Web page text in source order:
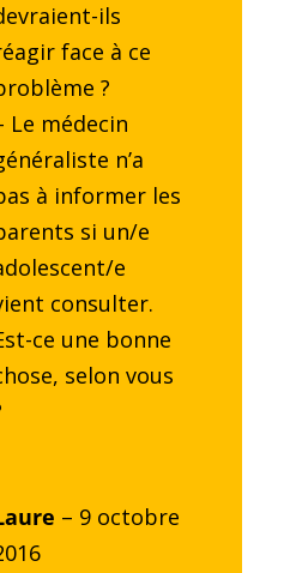
ils
face à ce
?
Le médecin
n’a
à informer les
si un/e
e
consulter.
ce une bonne
selon vous
– 9 octobre